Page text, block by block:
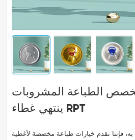
الطباعة المشروبات
ينتهي غطاء RPT
به، فإننا نقدم خيارات طباعة مخصصة لأغطية